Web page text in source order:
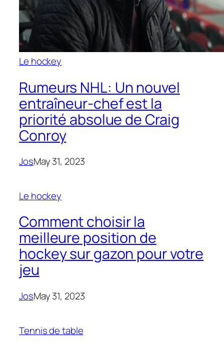
Le hockey
Rumeurs NHL: Un nouvel
entraîneur-chef est la
priorité absolue de Craig
Conroy
JosMay 31, 2023
Le hockey
Comment choisir la
meilleure position de
hockey sur gazon pour votre
jeu
JosMay 31, 2023
Tennis de table